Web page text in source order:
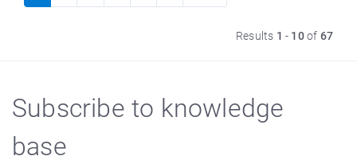
Results 1 - 10of 67
Subscribe to knowledge
base